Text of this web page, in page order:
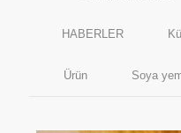
HABERLER
Ürün Soya